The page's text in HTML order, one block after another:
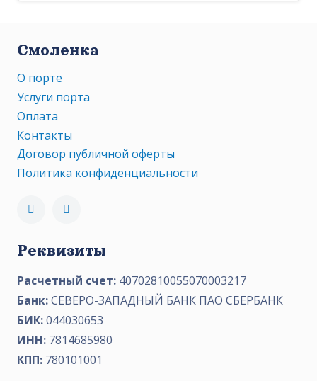
Смоленка
О порте
Услуги порта
Оплата
Контакты
Договор публичной оферты
Политика конфиденциальности
Реквизиты
Расчетный счет: 40702810055070003217
Банк:СЕВЕРО-ЗАПАДНЫЙ БАНК ПАО СБЕРБАНК
БИК:044030653
ИНН: 7814685980
КПП: 780101001